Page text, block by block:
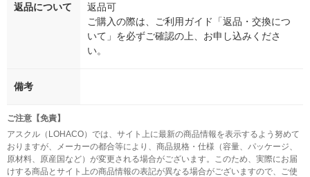
返品について
返品可
ご購入の際は、ご利用ガイド「返品・交換につ
いて」を必ずご確認の上、お申し込みくださ
い。
備考
ご注意【免責】
アスクル（LOHACO）では、サイト上に最新の商品情報を表示するよう努めて
おりますが、メーカーの都合等により、商品規格・仕様（容量、パッケージ、
原材料、原産国など）が変更される場合がございます。このため、実際にお届
けする商品とサイト上の商品情報の表記が異なる場合がございますので、ご使